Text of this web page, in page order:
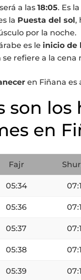
a las18:05. Es
la Puesta del sol,
por la noche.
es le inicio de
se refiere a la cena
en Fiñana es
son
en
Fajr
05:34
05:36
05:37
05:38
05:39